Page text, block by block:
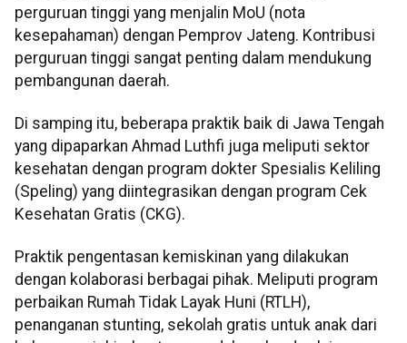
perguruan tinggi yang menjalin MoU (nota
kesepahaman) dengan Pemprov Jateng. Kontribusi
perguruan tinggi sangat penting dalam mendukung
pembangunan daerah.
Di samping itu, beberapa praktik baik di Jawa Tengah
yang dipaparkan Ahmad Luthfi juga meliputi sektor
kesehatan dengan program dokter Spesialis Keliling
(Speling) yang diintegrasikan dengan program Cek
Kesehatan Gratis (CKG).
Praktik pengentasan kemiskinan yang dilakukan
dengan kolaborasi berbagai pihak. Meliputi program
perbaikan Rumah Tidak Layak Huni (RTLH),
penanganan stunting, sekolah gratis untuk anak dari